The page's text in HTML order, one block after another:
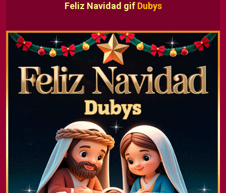
Feliz Navidad gif Dubys